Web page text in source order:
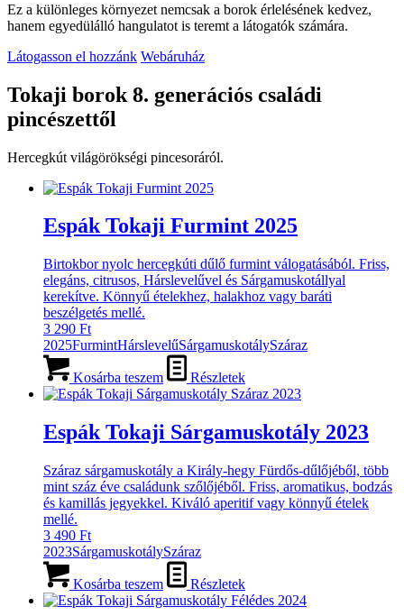
Ez a különleges környezet nemcsak a borok érlelésének kedvez,
hanem egyedülálló hangulatot is teremt a látogatók számára.
Látogasson el hozzánk Webáruház
Tokaji borok 8. generációs családi
pincészettől
Hercegkút világörökségi pincesoráról.
Espák Tokaji Furmint 2025
Birtokbor nyolc hercegkúti dűlő furmint válogatásából. Friss,
elegáns, citrusos, Hárslevelűvel és Sárgamuskotállyal
kerekítve. Könnyű ételekhez, halakhoz vagy baráti
beszélgetés mellé.
3 290 Ft
2025FurmintHárslevelűSárgamuskotálySzáraz
Kosárba teszem Részletek
Espák Tokaji Sárgamuskotály 2023
Száraz sárgamuskotály a Király-hegy Fürdős-dűlőjéből, több
mint száz éve családunk szőlőjéből. Friss, aromatikus, bodzás
és kamillás jegyekkel. Kiváló aperitif vagy könnyű ételek
mellé.
3 490 Ft
2023SárgamuskotálySzáraz
Kosárba teszem Részletek